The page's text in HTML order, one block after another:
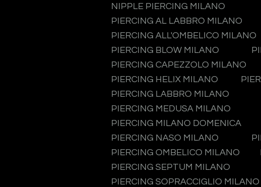
NIPPLE PIERCING MILANO
PIERCING AL LABBRO MILANO
PIERCING ALL'OMBELICO MILANO
PIERCING BLOW MILANO
PIERCING CAPEZZOLO MILANO
PIERCING HELIX MILANO
PIERCING LABBRO MILANO
PIERCING MEDUSA MILANO
PIERCING MILANO DOMENICA
PIERCING NASO MILANO
PIERCING OMBELICO MILANO
PIERCING SEPTUM MILANO
PIERCING SOPRACCIGLIO MILANO